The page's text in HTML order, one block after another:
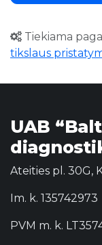
Tiekiama
tikslaus
UAB
Ateities pl. 30G,
Im. k. 135742973
PVM m. k.